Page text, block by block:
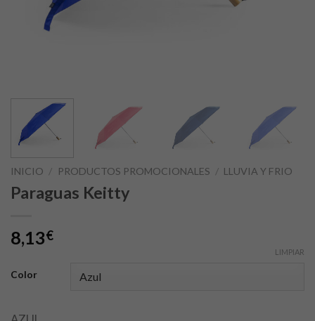
INICIO / PRODUCTOS PROMOCIONALES / LLUVIA Y FRIO
Paraguas Keitty
8,13€
Color
LIMPIAR